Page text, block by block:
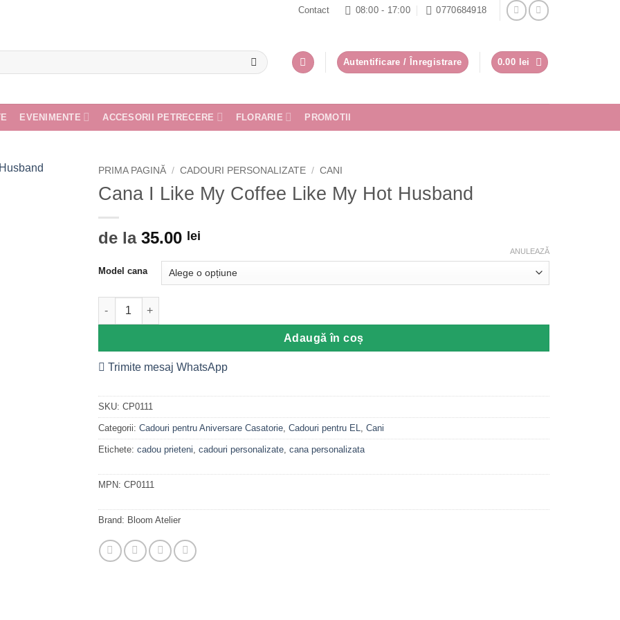
Contact 08:00 - 17:00 0770684918
Autentificare / Înregistrare 0.00 lei
EVENIMENTE ACCESORII PETRECERE FLORARIE PROMOTII
PRIMA PAGINĂ / CADOURI PERSONALIZATE / CANI
Cana I Like My Coffee Like My Hot Husband
de la 35.00 lei
Model cana
ANULEAZĂ
Cantitate Cana I Like My Coffee Like My Hot Husband
Adaugă în coș
Trimite mesaj WhatsApp
SKU: CP0111
Categorii: Cadouri pentru Aniversare Casatorie, Cadouri pentru EL Cani
Etichete: cadou prieteni cadouri personalizate, cana personalizata
MPN: CP0111
Brand: Bloom Atelier